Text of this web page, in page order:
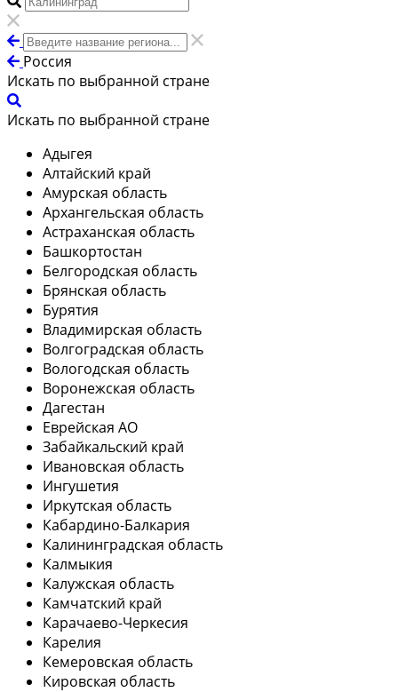
Россия
Искать по выбранной стране
Искать по выбранной стране
Адыгея
Алтайский край
Амурская область
Архангельская область
Астраханская область
Башкортостан
Белгородская область
Брянская область
Бурятия
Владимирская область
Волгоградская область
Вологодская область
Воронежская область
Дагестан
Еврейская АО
Забайкальский край
Ивановская область
Ингушетия
Иркутская область
Кабардино-Балкария
Калининградская область
Калмыкия
Калужская область
Камчатский край
Карачаево-Черкесия
Карелия
Кемеровская область
Кировская область